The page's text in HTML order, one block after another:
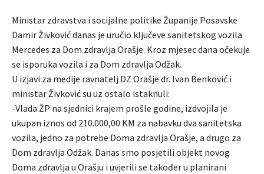
Ministar zdravstva i socijalne politike Županije Posavske
Damir Živković danas je uručio ključeve sanitetskog vozila
Mercedes za Dom zdravlja Orašje. Kroz mjesec dana očekuje
se isporuka vozila i za Dom zdravlja Odžak.
U izjavi za medije ravnatelj DZ Orašje dr. Ivan Benković i
ministar Živković su uz ostalo istaknuli:
-Vlada ŽP na sjednici krajem prošle godine, izdvojila je
ukupan iznos od 210.000,00 KM za nabavku dva sanitetska
vozila, jedno za potrebe Doma zdravlja Orašje, a drugo za
Dom zdravlja Odžak. Danas smo posjetili objekt novog
Doma zdravlja u Orašju i uvjerili se također u planirani